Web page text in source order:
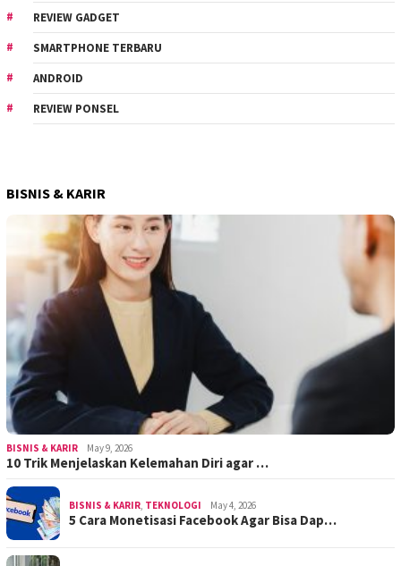
REVIEW GADGET
SMARTPHONE TERBARU
ANDROID
REVIEW PONSEL
BISNIS & KARIR
BISNIS & KARIR May 9, 2026
10 Trik Menjelaskan Kelemahan Diri agar …
BISNIS & KARIR TEKNOLOGI May 4, 2026
5 Cara Monetisasi Facebook Agar Bisa Dap…